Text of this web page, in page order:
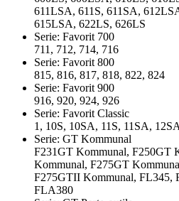
611LSA, 611S, 611SA,
615LSA, 622LS, 626LS
Serie: Favorit 700
711, 712, 714, 716
Serie: Favorit 800
815, 816, 817, 818, 822, 824
Serie: Favorit 900
916, 920, 924, 926
Serie: Favorit Classic
1, 10S, 10SA, 11S, 11SA,
Serie: GT Kommunal
F231GT Kommunal, F250GT
Kommunal, F275GT
F275GTII Kommunal, FL345,
FLA380